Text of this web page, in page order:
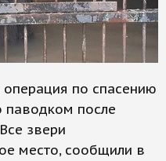
операция по спасению
паводком после
звери
место, сообщили в